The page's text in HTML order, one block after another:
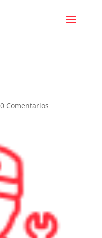
0 Comentarios